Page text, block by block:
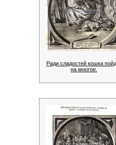
Ради сладостей кошка
на многое.